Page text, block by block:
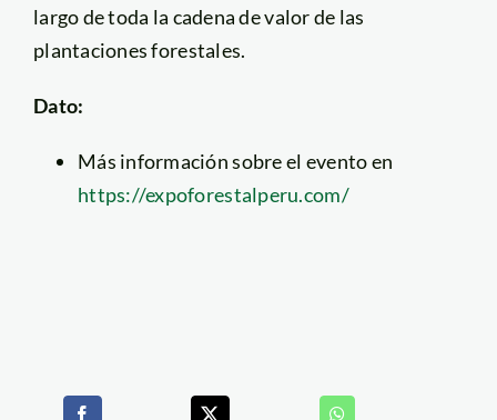
largo de toda la cadena de valor de las
plantaciones forestales.
Dato:
Más información sobre el evento en
https://expoforestalperu.com/